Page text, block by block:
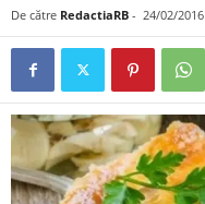
De către RedactiaRB - 24/02/2016